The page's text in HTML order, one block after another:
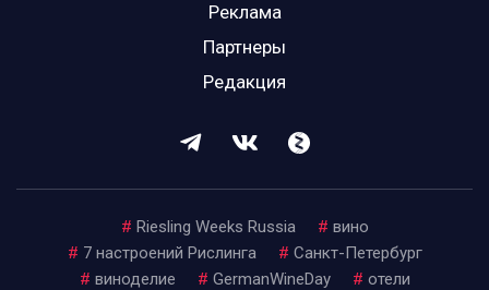
Реклама
Партнеры
Редакция
# Riesling Weeks Russia # вино
# 7 настроений Рислинга # Санкт-Петербург
# виноделие # GermanWineDay # отели